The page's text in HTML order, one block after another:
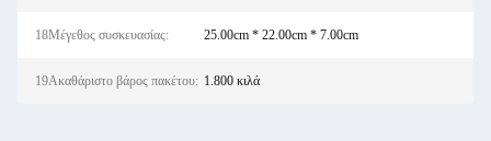
18Μέγεθος συσκευασίας: 25.00cm * 22.00cm * 7.00cm
19Ακαθάριστο βάρος πακέτου: 1.800 κιλά